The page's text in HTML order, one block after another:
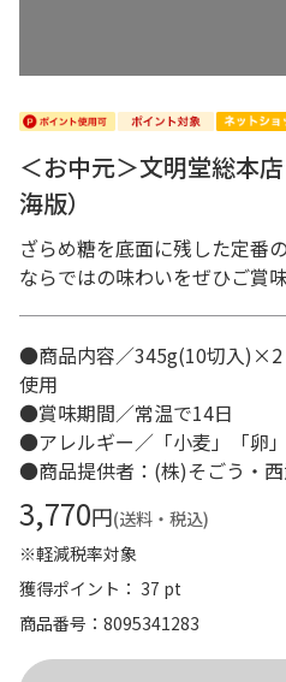
＜お中元＞文明堂総本
海版）
ざらめ糖を底面に残した定番
ならではの味わいをぜひご賞
●商品内容／345g(10切入
使用
●賞味期間／常温で14日
●アレルギー／「小麦」「卵
●商品提供者：(株)そごう・
3,770円(送料・税込)
※軽減税率対象
獲得ポイント： 37 pt
商品番号
8095341283